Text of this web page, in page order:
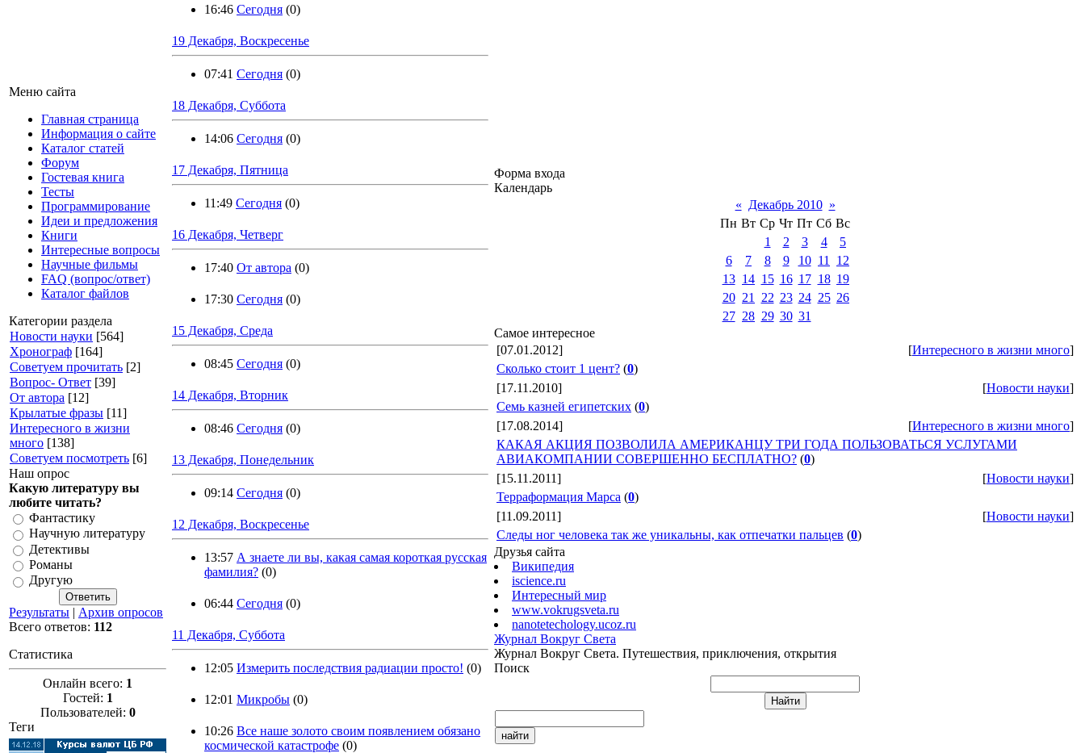
Меню сайта
Главная страница
Информация о сайте
Каталог статей
Форум
Гостевая книга
Тесты
Программирование
Идеи и предложения
Книги
Интересные вопросы
Научные фильмы
FAQ (вопрос/ответ)
Каталог файлов
Категории раздела
Новости науки [564]
Хронограф [164]
Советуем прочитать [2]
Вопрос- Ответ [39]
От автора [12]
Крылатые фразы [11]
Интересного в жизни
много [138]
Советуем посмотреть [6]
Наш опрос
Какую литературу вы
любите читать?
Фантастику
Научную литературу
Детективы
Романы
Другую
Результаты | Архив опросов
Всего ответов: 112
Статистика
Онлайн всего: 1
Гостей: 1
Пользователей: 0
Теги
16:46 Сегодня (0)
19 Декабря, Воскресенье
07:41 Сегодня (0)
18 Декабря, Суббота
14:06 Сегодня (0)
17 Декабря, Пятница
11:49 Сегодня (0)
16 Декабря, Четверг
17:40 От автора (0)
17:30 Сегодня (0)
15 Декабря, Среда
08:45 Сегодня (0)
14 Декабря, Вторник
08:46 Сегодня (0)
13 Декабря, Понедельник
09:14 Сегодня (0)
12 Декабря, Воскресенье
13:57 А знаете ли вы, какая самая короткая русская
фамилия? (0)
06:44 Сегодня (0)
11 Декабря, Суббота
12:05 Измерить последствия радиации просто! (0)
12:01 Микробы (0)
10:26 Все наше золото своим появлением обязано
космической катастрофе (0)
Форма входа
Календарь
« Декабрь 2010 »
Пн Вт Ср Чт Пт Сб Вс
1
2 3 4
5
6
7 8 9 10 11
12
13 14 15 16 17 18 19
20 21 22 23 24 25 26
27 28 29 30 31
Самое интересное
[07.01.2012]
[Интересного в жизни много]
Сколько стоит 1 цент? (0)
[17.11.2010]
[Новости науки]
Семь казней египетских (0)
[17.08.2014]
[Интересного в жизни много]
КАКАЯ АКЦИЯ ПОЗВОЛИЛА АМЕРИКАНЦУ ТРИ ГОДА ПОЛЬЗОВАТЬСЯ УСЛУГАМИ
АВИАКОМПАНИИ СОВЕРШЕННО БЕСПЛАТНО? (0)
[15.11.2011]
[Новости науки]
Терраформация Марса (0)
[11.09.2011]
[Новости науки]
Следы ног человека так же уникальны, как отпечатки пальцев (0)
Друзья сайта
Википедия
iscience.ru
Интересный мир
www.vokrugsveta.ru
nanotetechology.ucoz.ru
Журнал Вокруг Света
Журнал Вокруг Света. Путешествия, приключения, открытия
Поиск